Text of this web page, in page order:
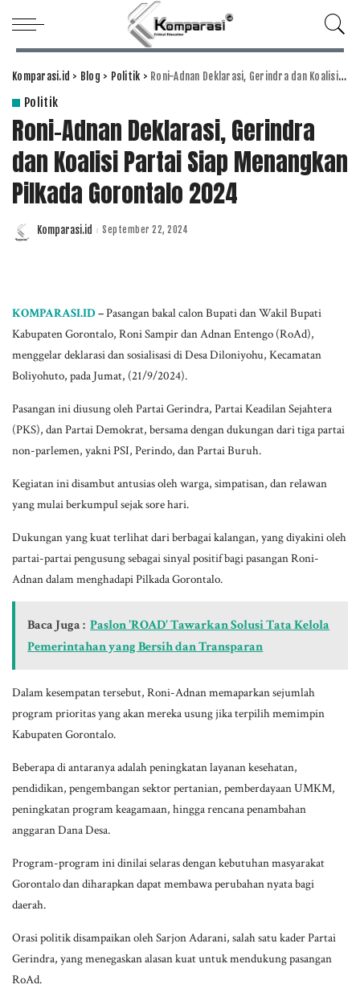
Komparasi.id > Blog > Politik > Roni-Adnan Deklarasi, Gerindra dan Koalisi Partai Siap Menangkan Pilkada Gorontalo 2024
Politik
Roni-Adnan Deklarasi, Gerindra
dan Koalisi Partai Siap Menangkan
Pilkada Gorontalo 2024
Posted
Komparasi.id September 22, 2024
KOMPARASI.ID–Pasangan bakal calon Bupati dan Wakil Bupati
Kabupaten Gorontalo, Roni Sampir dan Adnan Entengo (RoAd),
menggelar deklarasi dan sosialisasi di Desa Diloniyohu, Kecamatan
Boliyohuto, pada Jumat, (21/9/2024).
Pasangan ini diusung oleh Partai Gerindra, Partai Keadilan Sejahtera
(PKS), dan Partai Demokrat, bersama dengan dukungan dari tiga partai
non-parlemen, yakni PSI, Perindo, dan Partai Buruh.
Kegiatan ini disambut antusias oleh warga, simpatisan, dan relawan
yang mulai berkumpul sejak sore hari.
Dukungan yang kuat terlihat dari berbagai kalangan, yang diyakini oleh
partai-partai pengusung sebagai sinyal positif bagi pasangan Roni-
Adnan dalam menghadapi Pilkada Gorontalo.
Baca Juga : Paslon 'ROAD' Tawarkan Solusi Tata Kelola
Pemerintahan yang Bersih dan Transparan
Dalam kesempatan tersebut, Roni-Adnan memaparkan sejumlah
program prioritas yang akan mereka usung jika terpilih memimpin
Kabupaten Gorontalo.
Beberapa di antaranya adalah peningkatan layanan kesehatan,
pendidikan, pengembangan sektor pertanian, pemberdayaan UMKM,
peningkatan program keagamaan, hingga rencana penambahan
anggaran Dana Desa.
Program-program ini dinilai selaras dengan kebutuhan masyarakat
Gorontalo dan diharapkan dapat membawa perubahan nyata bagi
daerah.
Orasi politik disampaikan oleh Sarjon Adarani, salah satu kader Partai
Gerindra, yang menegaskan alasan kuat untuk mendukung pasangan
RoAd.